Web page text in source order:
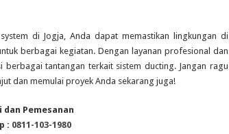
di Jogja, Anda dapat memastikan lingkungan di
berbagai kegiatan. Dengan layanan profesional dan
berbagai tantangan terkait sistem ducting. Jangan ragu
dan memulai proyek Anda sekarang juga!
Pemesanan
: 0811-103-1980